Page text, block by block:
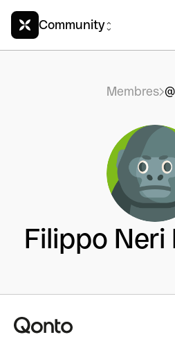
Community
Membres
Filippo Neri